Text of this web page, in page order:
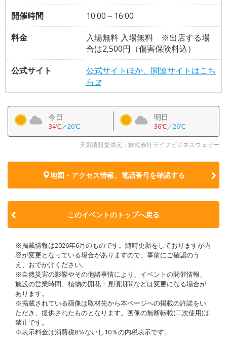
開催時間
10:00～16:00
料金
入場無料 入場無料 ※出店する場
合は2,500円（傷害保険料込）
公式サイト
公式サイトほか、関連サイトはこち
ら
今日
34℃／26℃
明日
36℃／26℃
天気情報提供元：株式会社ライフビジネスウェザー
地図・アクセス情報、電話番号を確認する
このイベントのトップへ戻る
※掲載情報は2026年6月のものです。随時更新をしておりますが内
容が変更となっている場合がありますので、事前にご確認のう
え、おでかけください。
※自然災害の影響やその他諸事情により、イベントの開催情報、
施設の営業時間、植物の開花・見頃期間などは変更になる場合が
あります。
※掲載されている画像は取材先から本ページへの掲載の許諾をい
ただき、提供されたものとなります。画像の無断転載(二次使用)は
禁止です。
※表示料金は消費税8％ないし10％の内税表示です。